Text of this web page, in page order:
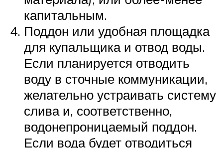
капитальным.
Поддон или удобная площадка
для купальщика и отвод воды.
Если планируется отводить
воду в сточные коммуникации,
желательно устраивать систему
слива и, соответственно,
водонепроницаемый поддон.
Если вода будет отводиться